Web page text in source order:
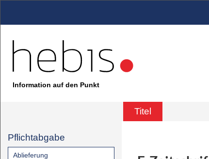
Information auf den Punkt
Titel
Pflichtabgabe
Ablieferung